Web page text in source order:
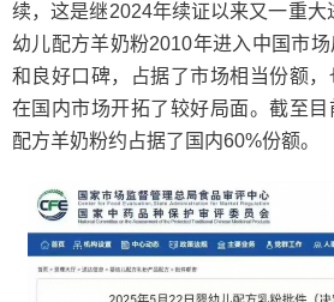
续，这是继2024年续证以来又一重大
幼儿配方羊奶粉2010年进入中国市
和良好口碑，占据了市场相当份额
在国内市场开拓了较好局面。截至
配方羊奶粉约占据了国内60%份额。